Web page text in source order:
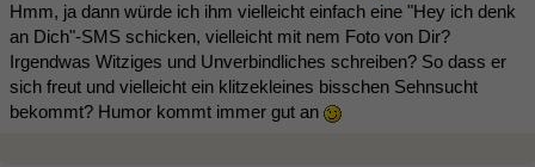
Hmm, ja dann würde ich ihm vielleicht einfach eine "Hey ich denk
an Dich"-SMS schicken, vielleicht mit nem Foto von Dir?
Irgendwas Witziges und Unverbindliches schreiben? So dass er
sich freut und vielleicht ein klitzekleines bisschen Sehnsucht
bekommt? Humor kommt immer gut an